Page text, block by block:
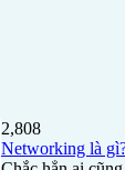
2,808
Networking là